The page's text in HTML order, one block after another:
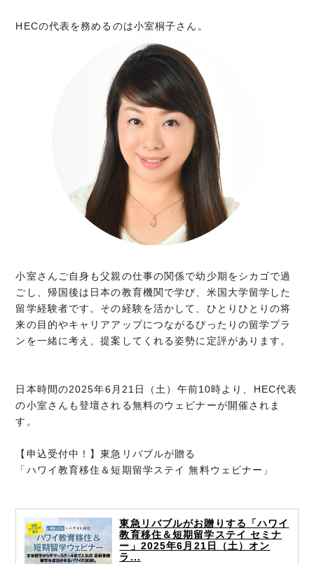
HECの代表を務めるのは小室桐子さん。
小室さんご自身も父親の仕事の関係で幼少期をシカゴで過
ごし、帰国後は日本の教育機関で学び、米国大学留学した
留学経験者です。その経験を活かして、ひとりひとりの将
来の目的やキャリアアップにつながるぴったりの留学プラ
ンを一緒に考え、提案してくれる姿勢に定評があります。
日本時間の2025年6月21日（土）午前10時より、HEC代表
の小室さんも登壇される無料のウェビナーが開催されま
す。
【申込受付中！】東急リバブルが贈る
「ハワイ教育移住＆短期留学ステイ 無料ウェビナー」
東急リバブルがお贈りする「ハワイ
教育移住＆短期留学ステイ セミナ
ー」2025年6月21日（土）オン
ラ...